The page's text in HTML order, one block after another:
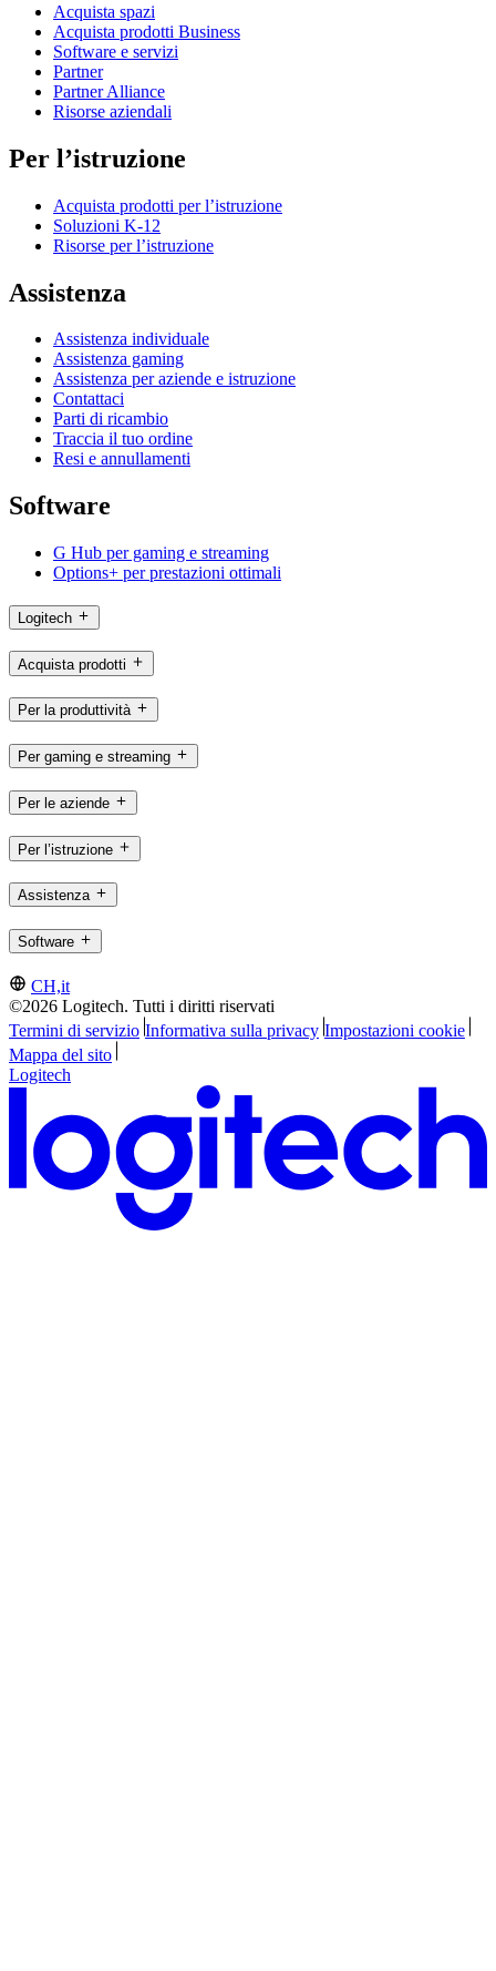
Acquista spazi
Acquista prodotti Business
Software e servizi
Partner
Partner Alliance
Risorse aziendali
Per l’istruzione
Acquista prodotti per l’istruzione
Soluzioni K-12
Risorse per l’istruzione
Assistenza
Assistenza individuale
Assistenza gaming
Assistenza per aziende e istruzione
Contattaci
Parti di ricambio
Traccia il tuo ordine
Resi e annullamenti
Software
G Hub per gaming e streaming
Options+ per prestazioni ottimali
Logitech
Acquista prodotti
Per la produttività
Per gaming e streaming
Per le aziende
Per l’istruzione
Assistenza
Software
CH,it
©2026 Logitech. Tutti i diritti riservati
Termini di servizio Informativa sulla privacy Impostazioni cookie
Mappa del sito
Logitech